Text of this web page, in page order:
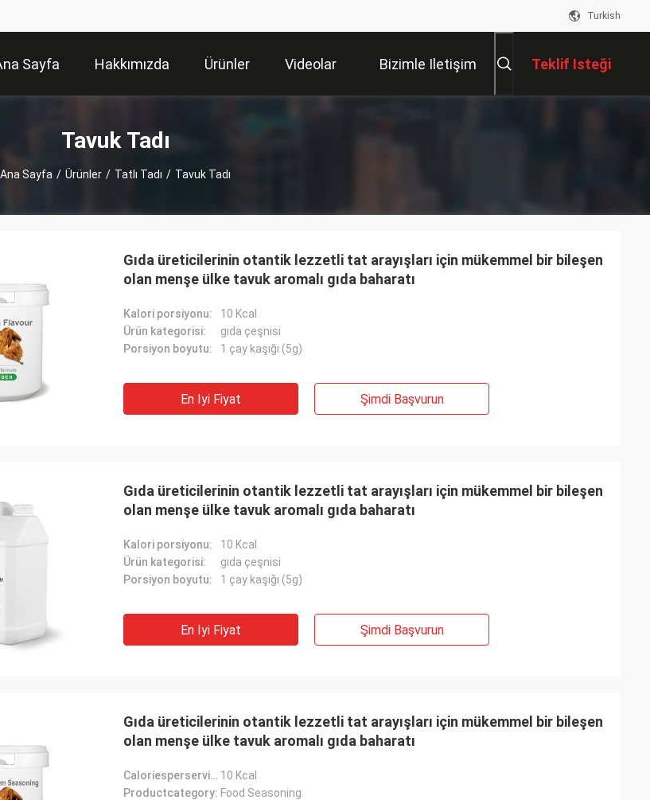
Turkish
Sayfa Hakkımızda Ürünler Videolar Bizimle Iletişim Teklif Isteği
Tavuk Tadı
Ana Sayfa / Ürünler / Tatlı Tadı / Tavuk Tadı
Gıda üreticilerinin otantik lezzetli tat arayışları için mükemmel bir bileşen
olan menşe ülke tavuk aromalı gıda baharatı
Kalori porsiyonu:
10 Kcal
Ürün kategorisi:
gıda çeşnisi
Porsiyon boyutu:
1 çay kaşığı (5g)
En Iyi Fiyat Şimdi Başvurun
Gıda üreticilerinin otantik lezzetli tat arayışları için mükemmel bir bileşen
olan menşe ülke tavuk aromalı gıda baharatı
Kalori porsiyonu:
10 Kcal
Ürün kategorisi:
gıda çeşnisi
Porsiyon boyutu:
1 çay kaşığı (5g)
En Iyi Fiyat Şimdi Başvurun
Gıda üreticilerinin otantik lezzetli tat arayışları için mükemmel bir bileşen
olan menşe ülke tavuk aromalı gıda baharatı
Caloriesperserving: 10 Kcal
Productcategory: Food Seasoning